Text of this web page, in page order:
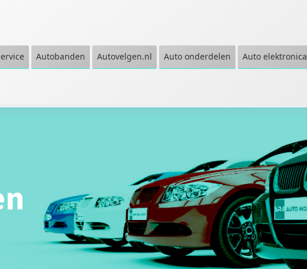
Autobanden Autovelgen.nl Auto onderdelen Auto elektronica